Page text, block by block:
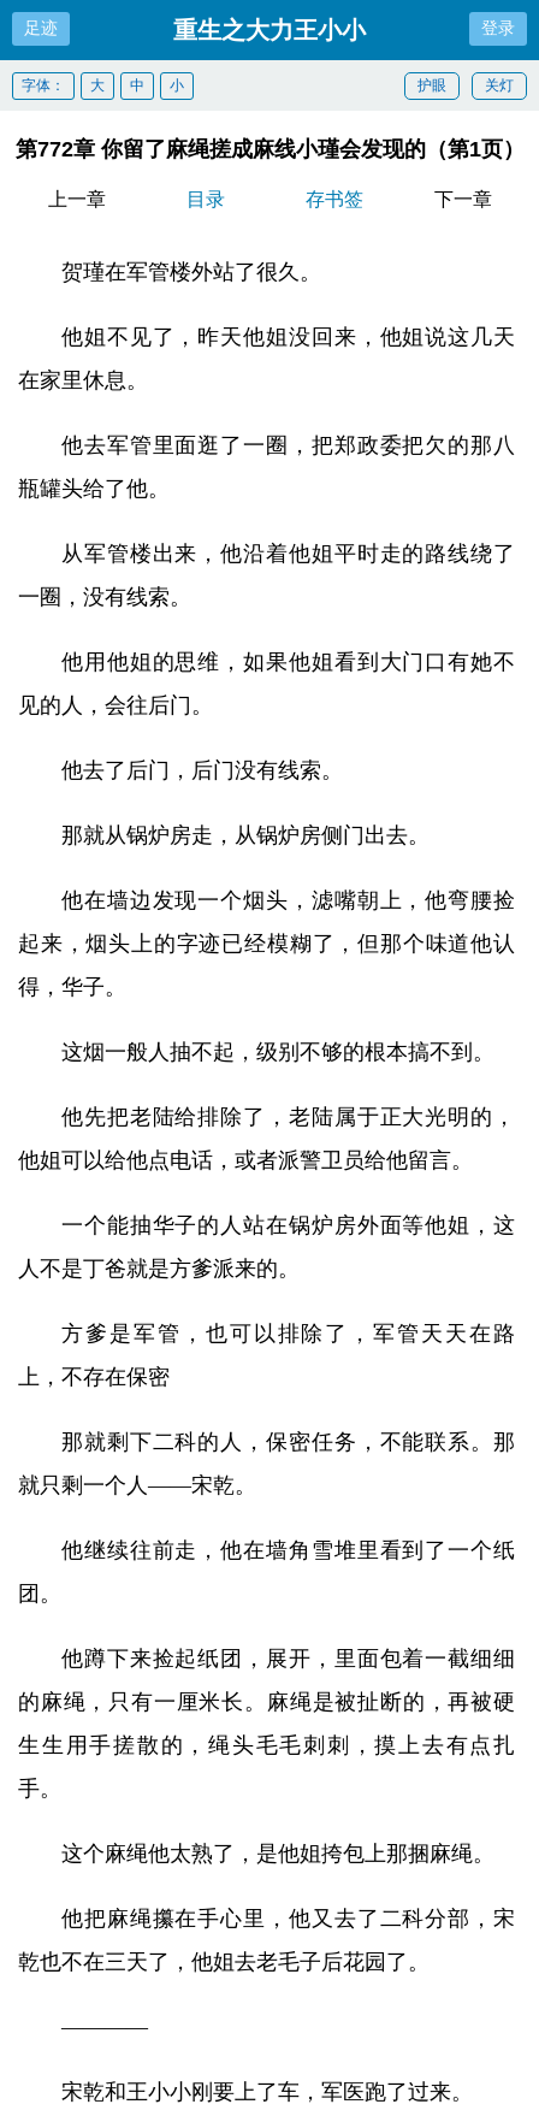
足迹 重生之大力王小小 登录
关灯
护眼
字体： 大 中 小
第772章 你留了麻绳搓成麻线小瑾会发现的（第1页）
上一章 目录 存书签 下一章
贺瑾在军管楼外站了很久。
他姐不见了，昨天他姐没回来，他姐说这几天
在家里休息。
他去军管里面逛了一圈，把郑政委把欠的那八
瓶罐头给了他。
从军管楼出来，他沿着他姐平时走的路线绕了
一圈，没有线索。
他用他姐的思维，如果他姐看到大门口有她不
见的人，会往后门。
他去了后门，后门没有线索。
那就从锅炉房走，从锅炉房侧门出去。
他在墙边发现一个烟头，滤嘴朝上，他弯腰捡
起来，烟头上的字迹已经模糊了，但那个味道他认
得，华子。
这烟一般人抽不起，级别不够的根本搞不到。
他先把老陆给排除了，老陆属于正大光明的，
他姐可以给他点电话，或者派警卫员给他留言。
一个能抽华子的人站在锅炉房外面等他姐，这
人不是丁爸就是方爹派来的。
方爹是军管，也可以排除了，军管天天在路
上，不存在保密
那就剩下二科的人，保密任务，不能联系。那
就只剩一个人——宋乾。
他继续往前走，他在墙角雪堆里看到了一个纸
团。
他蹲下来捡起纸团，展开，里面包着一截细细
的麻绳，只有一厘米长。麻绳是被扯断的，再被硬
生生用手搓散的，绳头毛毛刺刺，摸上去有点扎
手。
这个麻绳他太熟了，是他姐挎包上那捆麻绳。
他把麻绳攥在手心里，他又去了二科分部，宋
乾也不在三天了，他姐去老毛子后花园了。
————
宋乾和王小小刚要上了车，军医跑了过来。